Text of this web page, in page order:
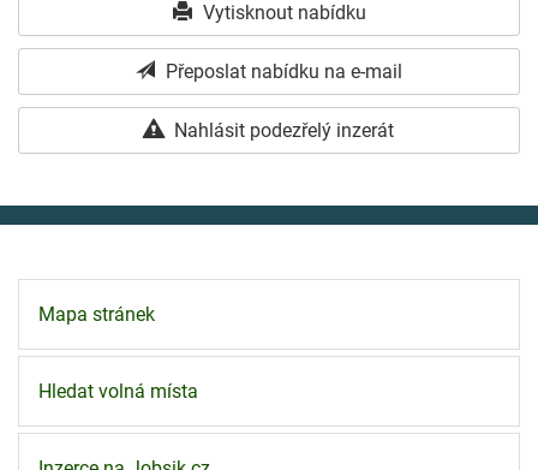
Vytisknout nabídku
Přeposlat nabídku na e-mail
Nahlásit podezřelý inzerát
Mapa stránek
Hledat volná místa